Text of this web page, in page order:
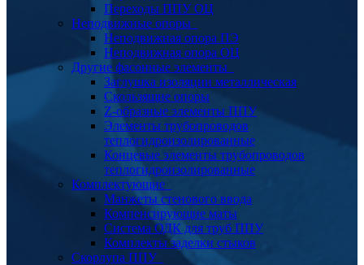
Переходы ППУ ОЦ
Неподвижные опоры
Неподвижная опора ПЭ
Неподвижная опора ОЦ
Другие фасонные элементы
Заглушка изоляции металлическая
Скользящие опоры
Z-образные элементы ППУ
Элементы трубопроводов
теплогидроизолированные
Концевые элементы трубопроводов
теплогидроизолированные
Комплектующие
Манжеты стенового ввода
Компенсирующие маты
Система ОДК для труб ППУ
Комплекты заделки стыков
Скорлупа ППУ